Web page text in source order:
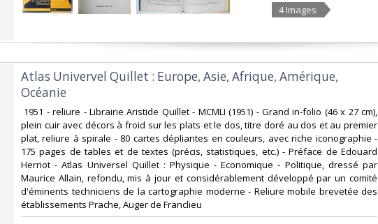
4 Images
‎Atlas Univervel Quillet : Europe, Asie, Afrique, Amérique,
Océanie‎
‎ 1951 - reliure - Librairie Aristide Quillet - MCMLI (1951) - Grand in-folio (46 x 27 cm),
plein cuir avec décors à froid sur les plats et le dos, titre doré au dos et au premier
plat, reliure à spirale - 80 cartes dépliantes en couleurs, avec riche iconographie -
175 pages de tables et de textes (précis, statistiques, etc.) - Préface de Edouard
Herriot - Atlas Universel Quillet : Physique - Economique - Politique, dressé par
Maurice Allain, refondu, mis à jour et considérablement développé par un comité
d'éminents techniciens de la cartographie moderne - Reliure mobile brevetée des
établissements Prache, Auger de Franclieu ‎